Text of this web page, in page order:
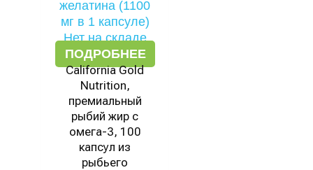
Нет на складе
ПОДРОБНЕЕ
California Gold
Nutrition,
премиальный
рыбий жир с
омега-3, 100
капсул из
рыбьего